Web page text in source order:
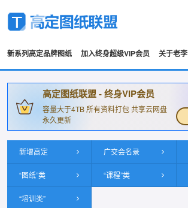
新系列高定品牌图纸 加入终身超级VIP会员 关于老李
高定图纸联盟 - 终身VIP会员
容量大于4TB 所有资料打包 共享云网盘
永久更新
新增高定 广交会名录
“图纸”类 “课程”类
“培训类”